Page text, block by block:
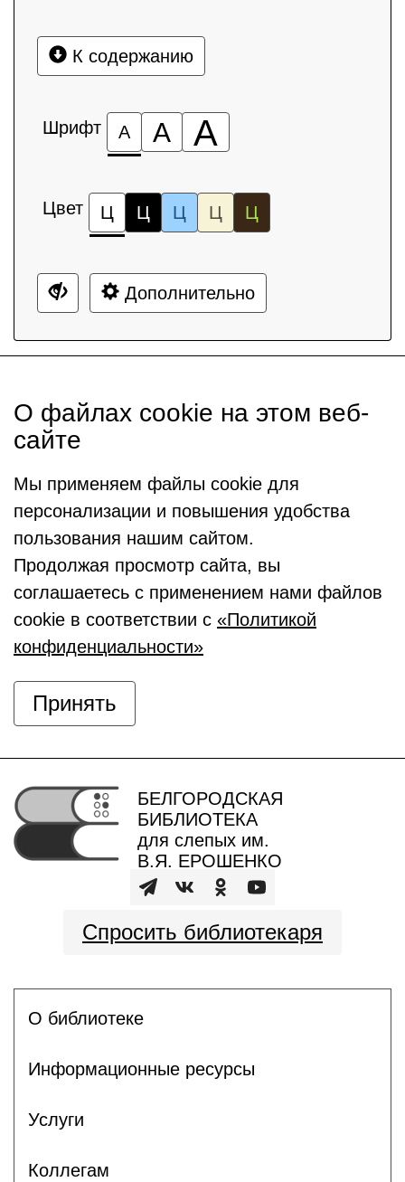
К содержанию
Шрифт А А А
Цвет Ц Ц Ц Ц Ц
Дополнительно
О файлах cookie на этом веб-
сайте
Мы применяем файлы cookie для
персонализации и повышения удобства
пользования нашим сайтом.
Продолжая просмотр сайта, вы
соглашаетесь с применением нами файлов
cookie в соответствии с «Политикой
конфиденциальности»
Принять
БЕЛГОРОДСКАЯ
БИБЛИОТЕКА
для слепых им.
В.Я. ЕРОШЕНКО
Спросить библиотекаря
О библиотеке
Информационные ресурсы
Услуги
Коллегам